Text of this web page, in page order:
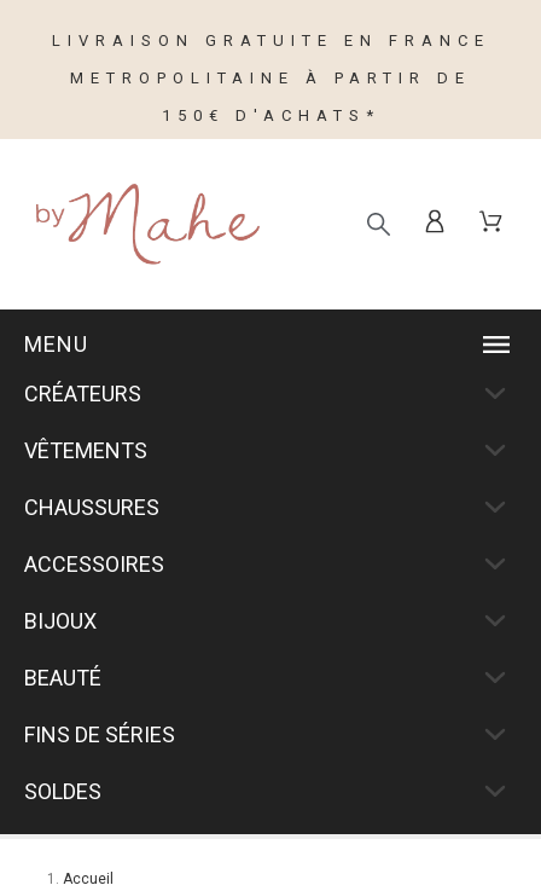
LIVRAISON GRATUITE EN FRANCE
METROPOLITAINE À PARTIR DE
150€ D'ACHATS*
MENU
CRÉATEURS
VÊTEMENTS
CHAUSSURES
ACCESSOIRES
BIJOUX
BEAUTÉ
FINS DE SÉRIES
SOLDES
Accueil